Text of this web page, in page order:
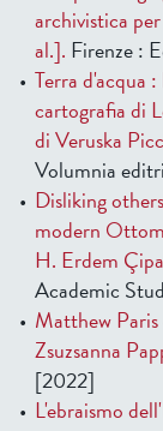
archivistica
al.]. Firenze :
Terra d'acqua
cartografia di
di Veruska
Volumnia
Disliking
modern
H. Erdem
Academic
Matthew
Zsuzsanna
[2022]
L'ebraismo